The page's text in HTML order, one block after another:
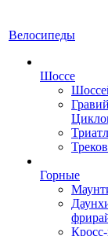
Велосипеды
Шоссе
Горные